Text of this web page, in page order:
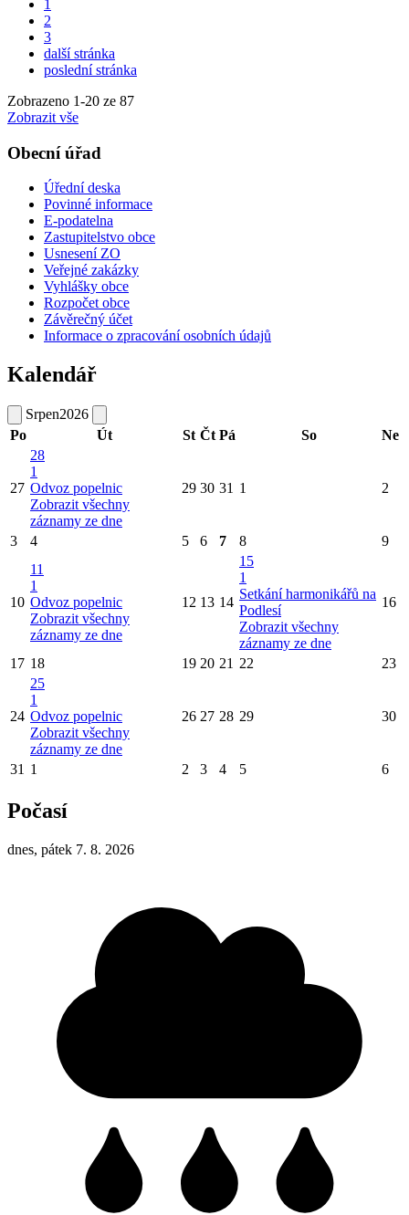
1
2
3
další stránka
poslední stránka
Zobrazeno 1-20 ze 87
Zobrazit vše
Obecní úřad
Úřední deska
Povinné informace
E-podatelna
Zastupitelstvo obce
Usnesení ZO
Veřejné zakázky
Vyhlášky obce
Rozpočet obce
Závěrečný účet
Informace o zpracování osobních údajů
Kalendář
Srpen2026
Po
Út St Čt Pá So Ne
27
28
1
Odvoz popelnic
Zobrazit všechny
záznamy ze dne
29 30 31 1 2
3 4 5 6 7 8 9
10
11
1
Odvoz popelnic
Zobrazit všechny
záznamy ze dne
12 13 14
15
1
Setkání harmonikářů na
Podlesí
Zobrazit všechny
záznamy ze dne
16
17 18 19 20 21 22 23
24
25
1
Odvoz popelnic
Zobrazit všechny
záznamy ze dne
26 27 28 29 30
31 1 2 3 4 5 6
Počasí
dnes, pátek 7. 8. 2026